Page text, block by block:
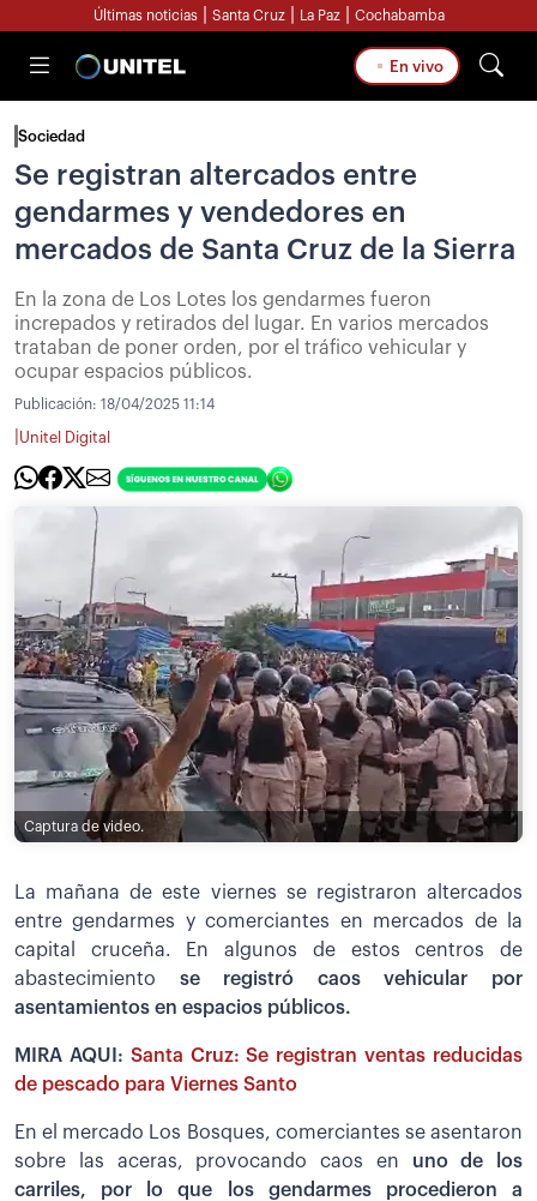
Últimas noticias Santa Cruz La Paz Cochabamba
En vivo
Sociedad
Se registran altercados entre
gendarmes y vendedores en
mercados de Santa Cruz de la Sierra
En la zona de Los Lotes los gendarmes fueron
increpados y retirados del lugar. En varios mercados
trataban de poner orden, por el tráfico vehicular y
ocupar espacios públicos.
Publicación: 18/04/2025 11:14
Unitel Digital
Captura de video.
La mañana de este viernes se registraron altercados
entre gendarmes y comerciantes en mercados de la
capital cruceña. En algunos de estos centros de
abastecimiento se registró caos vehicular por
asentamientos en espacios públicos.
MIRA AQUI: Santa Cruz: Se registran ventas reducidas
de pescado para Viernes Santo
En el mercado Los Bosques, comerciantes se asentaron
sobre las aceras, provocando caos en uno de los
carriles, por lo que los gendarmes procedieron a